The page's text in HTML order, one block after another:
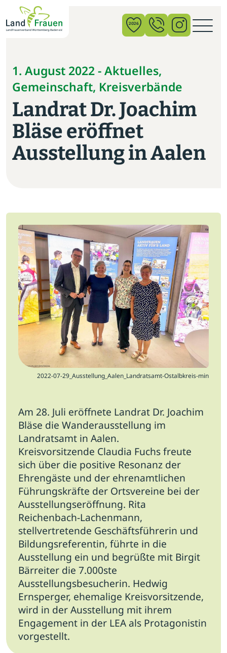
2026
1. August 2022 - Aktuelles,
Gemeinschaft, Kreisverbände
Landrat Dr. Joachim
Bläse eröffnet
Ausstellung in Aalen
×
News
Verband
Politik
Bildung
Gemeinschaft
Startseite
Jobs
Newsletter
Presse
Intern
Login
Mitglied werden
2022-07-29_Ausstellung_Aalen_Landratsamt-Ostalbkreis-min
Am 28. Juli eröffnete Landrat Dr. Joachim
Bläse die Wanderausstellung im
Landratsamt in Aalen.
Kreisvorsitzende Claudia Fuchs freute
sich über die positive Resonanz der
Ehrengäste und der ehrenamtlichen
Führungskräfte der Ortsvereine bei der
Ausstellungseröffnung. Rita
Reichenbach-Lachenmann,
stellvertretende Geschäftsführerin und
Bildungsreferentin, führte in die
Ausstellung ein und begrüßte mit Birgit
Bärreiter die 7.000ste
Ausstellungsbesucherin. Hedwig
Ernsperger, ehemalige Kreisvorsitzende,
wird in der Ausstellung mit ihrem
Engagement in der LEA als Protagonistin
vorgestellt.